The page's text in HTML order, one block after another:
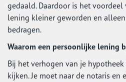
gedaald. Daardoor is het
lening kleiner geworden en
bedragen.
Waarom een persoonlijke lening
Bij het verhogen van je
kijken. Je moet naar de notaris en